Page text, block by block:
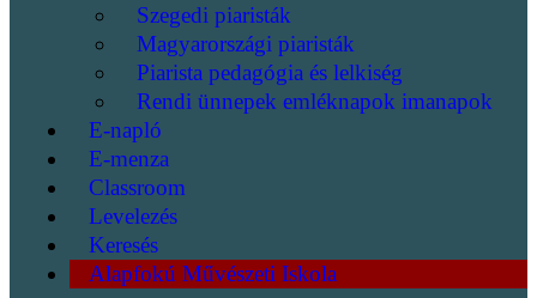
Szegedi piaristák
Magyarországi piaristák
Piarista pedagógia és lelkiség
Rendi ünnepek emléknapok imanapok
E-napló
E-menza
Classroom
Levelezés
Keresés
Alapfokú Művészeti Iskola